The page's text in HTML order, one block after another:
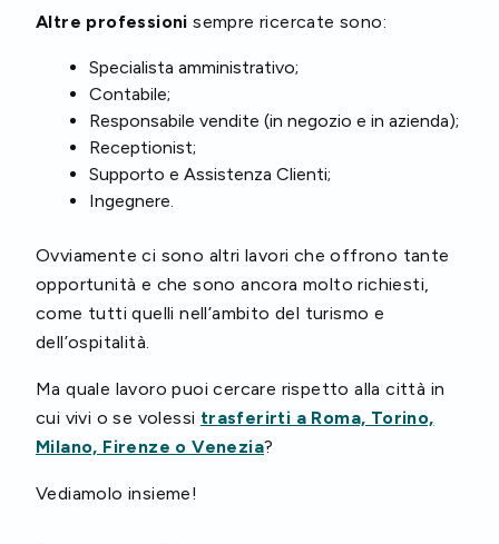
Altre professioni sempre ricercate sono:
Specialista amministrativo;
Contabile;
Responsabile vendite (in negozio e in azienda);
Receptionist;
Supporto e Assistenza Clienti;
Ingegnere.
Ovviamente ci sono altri lavori che offrono tante
opportunità e che sono ancora molto richiesti,
come tutti quelli nell’ambito del turismo e
dell’ospitalità.
Ma quale lavoro puoi cercare rispetto alla città in
cui vivi o se volessi trasferirti a Roma, Torino,
Milano, Firenze o Venezia?
Vediamolo insieme!